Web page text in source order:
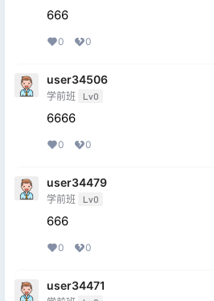
666
0 0
user34506
学前班 Lv0
6666
0 0
user34479
学前班 Lv0
666
0 0
user34471